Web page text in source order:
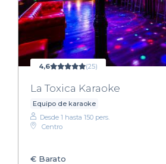
4,6 (25)
La Toxica Karaoke
Equipo de karaoke
Desde 1 hasta 150 pers.
Centro
€ Barato